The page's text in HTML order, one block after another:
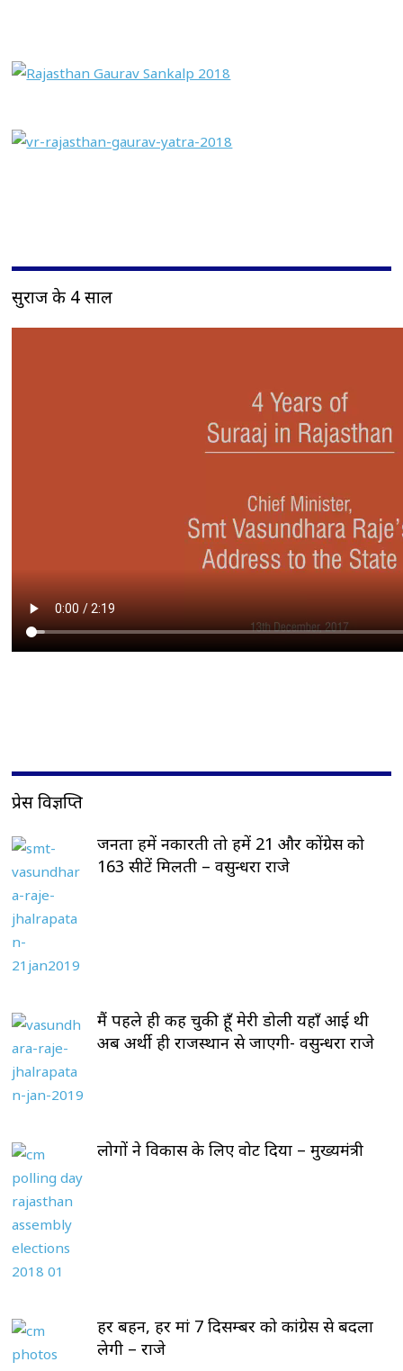
सुराज के 4 साल
प्रेस विज्ञप्ति
जनता हमें नकारती तो हमें 21 और कोंग्रेस को
163 सीटें मिलती – वसुन्धरा राजे
मैं पहले ही कह चुकी हूँ मेरी डोली यहाँ आई थी
अब अर्थी ही राजस्थान से जाएगी- वसुन्धरा राजे
लोगों ने विकास के लिए वोट दिया – मुख्यमंत्री
हर बहन, हर मां 7 दिसम्बर को कांग्रेस से बदला
लेगी – राजे